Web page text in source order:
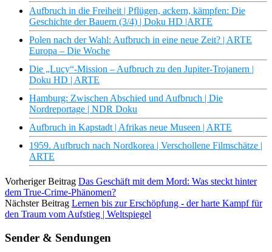
Aufbruch in die Freiheit | Pflügen, ackern, kämpfen: Die
Geschichte der Bauern (3/4) | Doku HD |ARTE
Polen nach der Wahl: Aufbruch in eine neue Zeit? | ARTE
Europa – Die Woche
Die „Lucy“-Mission – Aufbruch zu den Jupiter-Trojanern |
Doku HD | ARTE
Hamburg: Zwischen Abschied und Aufbruch | Die
Nordreportage | NDR Doku
Aufbruch in Kapstadt | Afrikas neue Museen | ARTE
1959. Aufbruch nach Nordkorea | Verschollene Filmschätze |
ARTE
Vorheriger Beitrag Das Geschäft mit dem Mord: Was steckt hinter
dem True-Crime-Phänomen?
Nächster Beitrag Lernen bis zur Erschöpfung - der harte Kampf für
den Traum vom Aufstieg | Weltspiegel
Sender & Sendungen